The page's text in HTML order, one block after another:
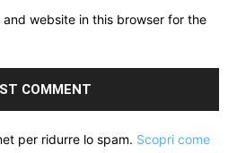
and website in this browser for the
per ridurre lo spam. Scopri come